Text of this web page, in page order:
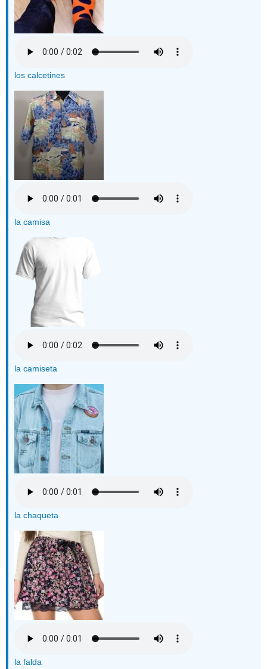
los calcetines
la camisa
la camiseta
la chaqueta
la falda